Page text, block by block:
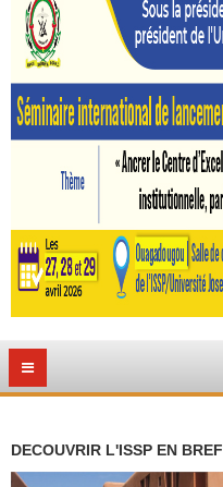
DECOUVRIR L'ISSP EN BREF